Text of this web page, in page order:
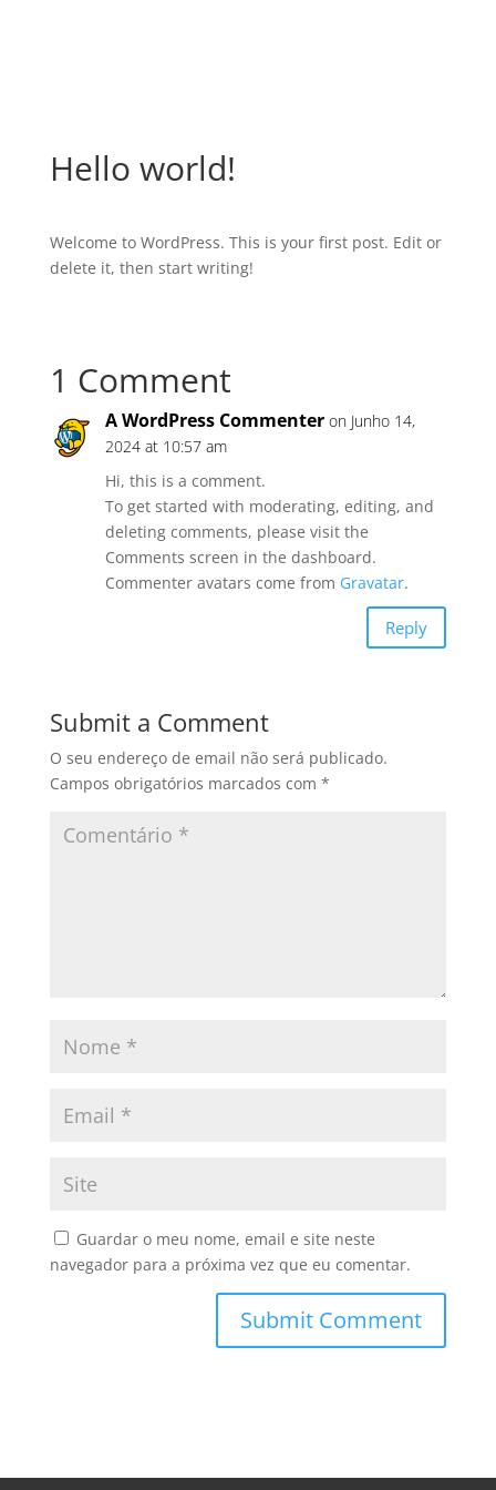
Hello world!
Welcome to WordPress. This is your first post. Edit or
delete it, then start writing!
1 Comment
A WordPress Commenter on Junho 14,
2024 at 10:57 am
Hi, this is a comment.
To get started with moderating, editing, and
deleting comments, please visit the
Comments screen in the dashboard.
Commenter avatars come from Gravatar.
Reply
Submit a Comment
O seu endereço de email não será publicado.
Campos obrigatórios marcados com *
Guardar o meu nome, email e site neste
navegador para a próxima vez que eu comentar.